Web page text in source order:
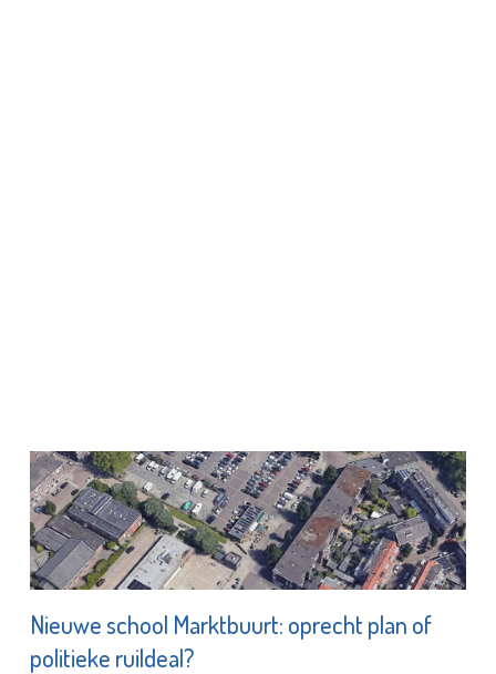
Nieuwe school Marktbuurt: oprecht plan of
politieke ruildeal?